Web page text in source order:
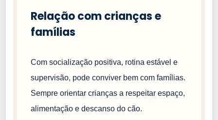
Relação com crianças e
famílias
Com socialização positiva, rotina estável e
supervisão, pode conviver bem com famílias.
Sempre orientar crianças a respeitar espaço,
alimentação e descanso do cão.